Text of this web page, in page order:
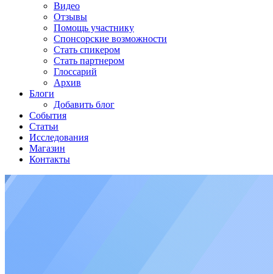
Видео
Отзывы
Помощь участнику
Спонсорские возможности
Стать спикером
Стать партнером
Глоссарий
Архив
Блоги
Добавить блог
События
Статьи
Исследования
Магазин
Контакты